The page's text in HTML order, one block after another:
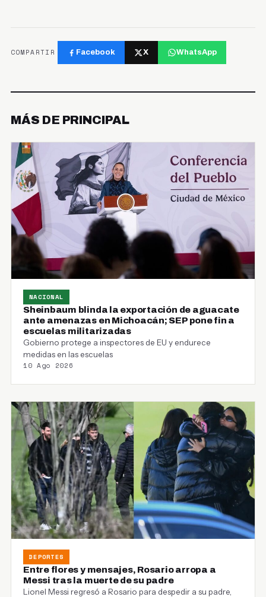
COMPARTIR Facebook X WhatsApp
MÁS DE PRINCIPAL
NACIONAL
Sheinbaum blinda la exportación de aguacate
ante amenazas en Michoacán; SEP pone fin a
escuelas militarizadas
Gobierno protege a inspectores de EU y endurece
medidas en las escuelas
10 Ago 2026
DEPORTES
Entre flores y mensajes, Rosario arropa a
Messi tras la muerte de su padre
Lionel Messi regresó a Rosario para despedir a su padre,